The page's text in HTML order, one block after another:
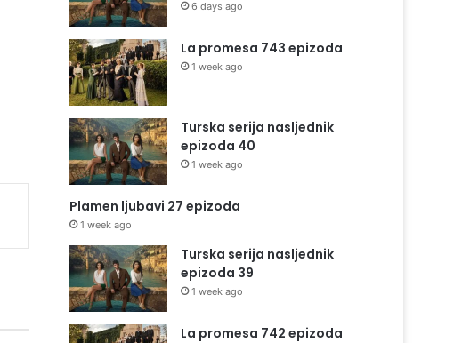
6 days ago
La promesa 743 epizoda
1 week ago
Turska serija nasljednik
epizoda 40
1 week ago
Plamen ljubavi 27 epizoda
1 week ago
Turska serija nasljednik
epizoda 39
1 week ago
La promesa 742 epizoda